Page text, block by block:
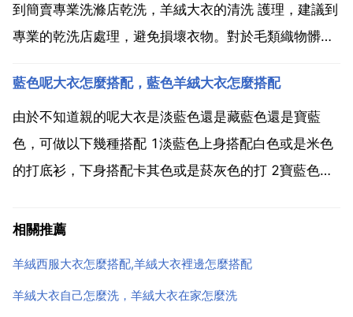
大衣...
到簡賣專業洗滌店乾洗，羊絨大衣的清洗 護理，建議到
專業的乾洗店處理，避免損壞衣物。對於毛類織物髒了
間越長，越不容易被洗掉 並且，時間一長汙跡滲入纖維
中，清潔時必然會使勁摩擦，這樣更容易造成衣物受
損。對於沾...
藍色呢大衣怎麼搭配，藍色羊絨大衣怎麼搭配
由於不知道親的呢大衣是淡藍色還是藏藍色還是寶藍
色，可做以下幾種搭配 1淡藍色上身搭配白色或是米色
的打底衫，下身搭配卡其色或是菸灰色的打 2寶藍色上
色的打 3藏藍色上身搭配白色或是米色或是枚紅色或是
相關推薦
羊絨西服大衣怎麼搭配,羊絨大衣裡邊怎麼搭配
羊絨大衣自己怎麼洗，羊絨大衣在家怎麼洗